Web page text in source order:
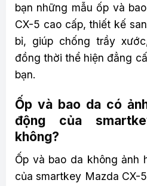
bạn những mẫu ốp và
CX-5 cao cấp, thiết kế
bỉ, giúp chống trầy
đồng thời thể hiện đẳng
bạn.
Ốp và bao da có
động của
không?
Ốp và bao da không ảnh
của smartkey Mazda CX-